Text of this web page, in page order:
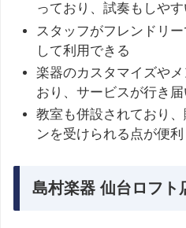
っており、試奏もしやす
スタッフがフレンドリ
して利用できる
楽器のカスタマイズや
おり、サービスが行き
教室も併設されており
ンを受けられる点が便利
島村楽器 仙台ロフト